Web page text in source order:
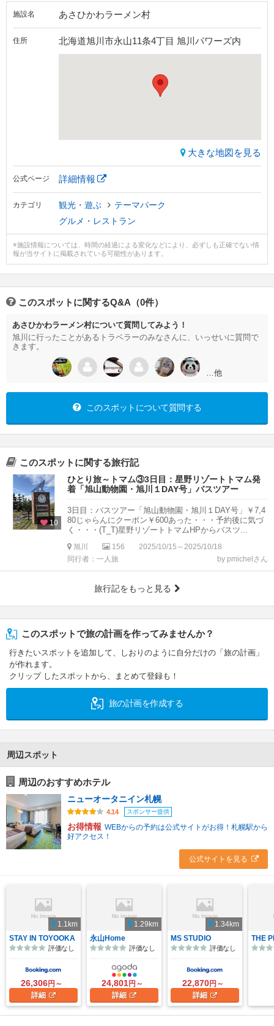
施設名 あさひかわラーメン村
住所 北海道旭川市永山11条4丁目 旭川パワーズ内
大きな地図を見る
公式ページ 詳細情報
カテゴリ 観光・遊ぶ
テーマパーク
グルメ・レストラン
※施設情報については、時間の経過による変化などにより、必ずしも正確でない情
報が当サイトに掲載されている可能性があります。
このスポットに関するQ&A（0件）
あさひかわラーメン村について質問してみよう！
旭川に行ったことがあるトラベラーのみなさんに、いっせいに質問で
きます。
…他
このスポットについて質問する
このスポットに関する旅行記
10
ひとり旅～トマム③3日目：星野リゾートトマム発
着「旭山動物園・旭川１DAY号」バスツアー
3日目：バスツアー「旭山動物園・旭川１DAY号」￥7,4
80じゃらんにクーポン￥600あった・・・予約後に気づ
く・・・(T_T)星野リゾートトマムHPからバスツ...
旭川 156
2025/10/15～2025/10/18
同行者：一人旅
by pmichelさん
旅行記をもっと見る
このスポットで旅の計画を作ってみませんか？
行きたいスポットを追加して、しおりのように自分だけの「旅の計画」
が作れます。
クリップ したスポットから、まとめて登録も！
旅の計画を作成する
周辺スポット
周辺のおすすめホテル
ニューオータニイン札幌
4.14 スポンサー提供
お得情報 WEBからの予約は公式サイトがお得！札幌駅から
好アクセス！
公式サイトを見る
1.1km
STAY IN TOYOOKA
評価なし
26,306円～
詳細
1.29km
永山Home
評価なし
24,801円～
詳細
1.34km
MS STUDIO
評価なし
22,870円～
詳細
THE